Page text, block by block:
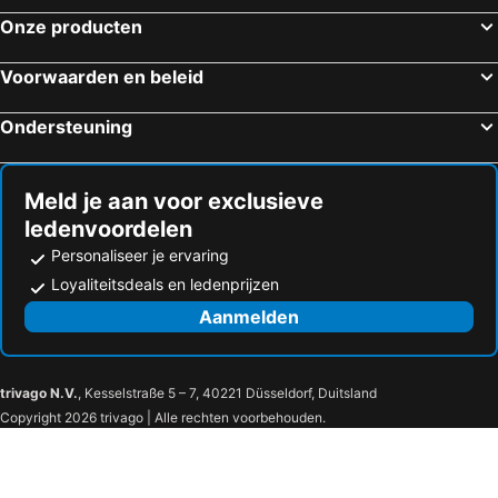
Onze producten
Voorwaarden en beleid
Ondersteuning
Meld je aan voor exclusieve
ledenvoordelen
Personaliseer je ervaring
Loyaliteitsdeals en ledenprijzen
Aanmelden
trivago N.V., Kesselstraße 5 – 7, 40221 Düsseldorf, Duitsland
Copyright 2026 trivago | Alle rechten voorbehouden.